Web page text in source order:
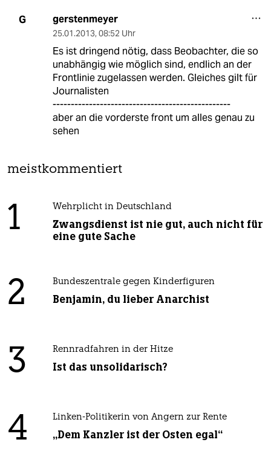
G gerstenmeyer
25.01.2013, 08:52 Uhr
Es ist dringend nötig, dass Beobachter, die so
unabhängig wie möglich sind, endlich an der
Frontlinie zugelassen werden. Gleiches gilt für
Journalisten
-------------------------------------------------
aber an die vorderste front um alles genau zu
sehen
meistkommentiert
1 Wehrplicht in Deutschland
Zwangsdienst ist nie gut, auch nicht für
eine gute Sache
2 Bundeszentrale gegen Kinderfiguren
Benjamin, du lieber Anarchist
3 Rennradfahren in der Hitze
Ist das unsolidarisch?
4 Linken-Politikerin von Angern zur Rente
„Dem Kanzler ist der Osten egal“